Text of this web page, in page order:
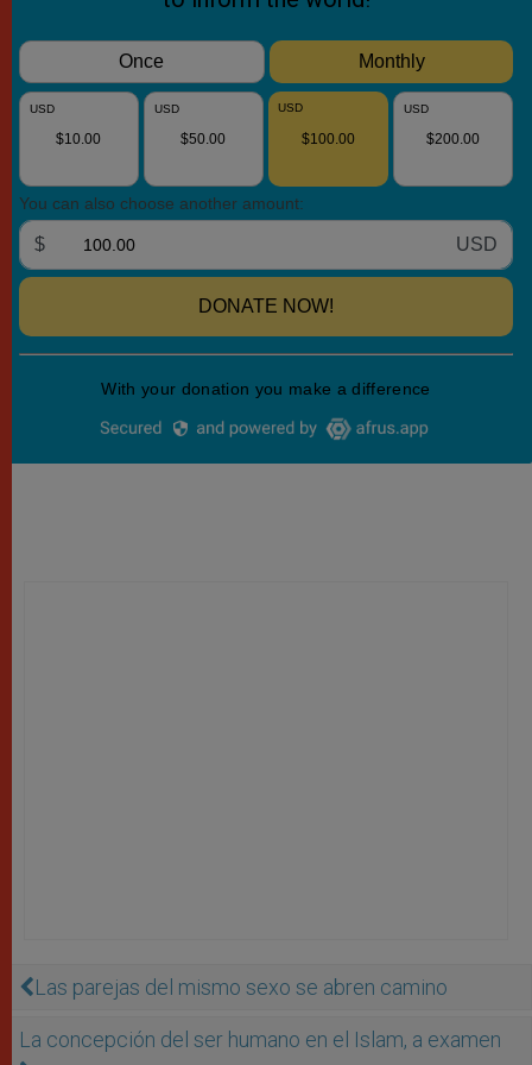
Las parejas del mismo sexo se abren camino
La concepción del ser humano en el Islam, a examen